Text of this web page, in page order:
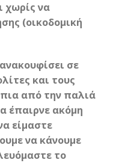
χωρίς να
(οικοδομική
σε
και τους
από την παλιά
έπαιρνε ακόμη
είμαστε
να κάνουμε
το